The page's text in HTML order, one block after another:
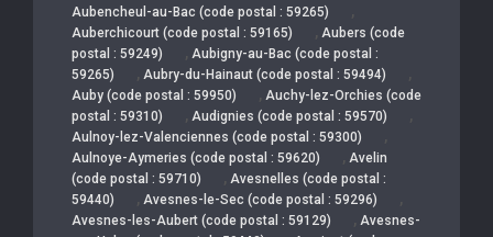
Aubencheul-au-Bac (code postal : 59265) ,
Auberchicourt (code postal : 59165) , Aubers (code
postal : 59249)
, Aubigny-au-Bac (code postal :
59265)
, Aubry-du-Hainaut (code postal : 59494) ,
Auby (code postal : 59950) , Auchy-lez-Orchies (code
postal : 59310)
, Audignies (code postal : 59570) ,
Aulnoy-lez-Valenciennes (code postal : 59300) ,
Aulnoye-Aymeries (code postal : 59620) , Avelin
(code postal : 59710)
, Avesnelles (code postal :
59440)
, Avesnes-le-Sec (code postal : 59296) ,
Avesnes-les-Aubert (code postal : 59129) , Avesnes-